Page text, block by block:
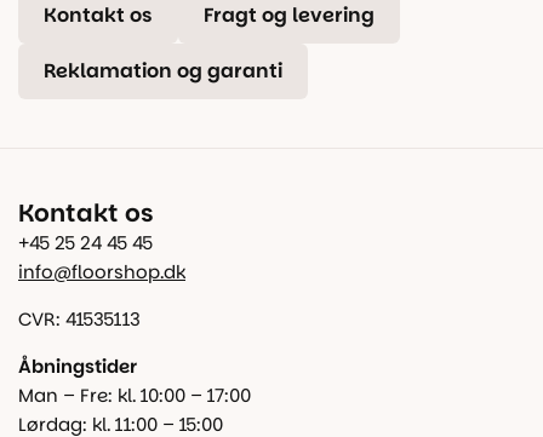
Kontakt os Fragt og levering
Reklamation og garanti
Kontakt os
+45 25 24 45 45
info@floorshop.dk
CVR: 41535113
Åbningstider
Man – Fre: kl. 10:00 – 17:00
Lørdag: kl. 11:00 – 15:00